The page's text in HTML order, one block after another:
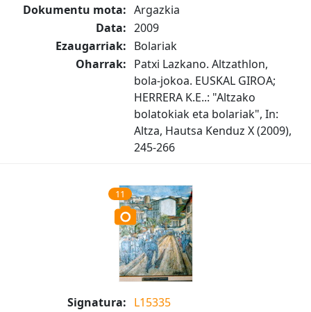
Dokumentu mota: Argazkia
Data: 2009
Ezaugarriak: Bolariak
Oharrak: Patxi Lazkano. Altzathlon,
bola-jokoa. EUSKAL GIROA;
HERRERA K.E..: "Altzako
bolatokiak eta bolariak", In:
Altza, Hautsa Kenduz X (2009),
245-266
11
Signatura: L15335